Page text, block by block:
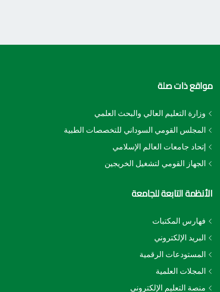
مواقع ذات صلة
وزارة التعليم العالي والبحث العلمي
المجلس القومي السوداني للتخصصات الطبية
إتحاد جامعات العالم الإسلامي
الجهاز القومي لتشغيل الخريجين
الأنظمة التابعة للجامعة
فهارس المكتبات
البريد الإلكتروني
المستودعات الرقمية
المجلات العلمية
منصة التعليم الإلكتروني